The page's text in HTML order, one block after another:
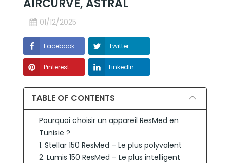
AIRCURVE, ASTRAL
01/12/2025
Facebook Twitter
Pinterest LinkedIn
TABLE OF CONTENTS
Pourquoi choisir un appareil ResMed en
Tunisie ?
1. Stellar 150 ResMed – Le plus polyvalent
2. Lumis 150 ResMed – Le plus intelligent